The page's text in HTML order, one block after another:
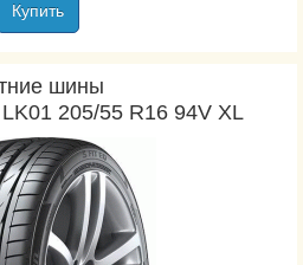
Купить
шины
205/55 R16 94V XL